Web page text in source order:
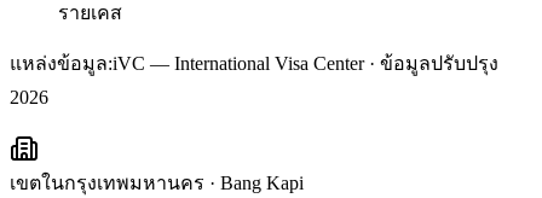
รายเคส
แหล่งข้อมูล:iVC — International Visa Center · ข้อมูลปรับปรุง
2026
เขตในกรุงเทพมหานคร · Bang Kapi